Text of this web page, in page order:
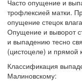
Часто опущение и
трофлексией матки.
опущение стецок
Опущение и выворот
и выпадению тесно
(цистоцеле) и прямой
Классификация
Малиновскому: